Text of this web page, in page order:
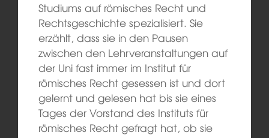
Studiums auf römisches Recht und
Rechtsgeschichte spezialisiert. Sie
erzählt, dass sie in den Pausen
zwischen den Lehrveranstaltungen auf
der Uni fast immer im Institut für
römisches Recht gesessen ist und dort
gelernt und gelesen hat bis sie eines
Tages der Vorstand des Instituts für
römisches Recht gefragt hat, ob sie